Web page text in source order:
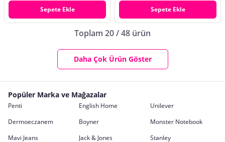
Sepete Ekle Sepete Ekle
Toplam 20 / 48 ürün
Daha Çok Ürün Göster
Popüler Marka ve Mağazalar
Penti English Home
Unilever
Dermoeczanem
Boyner
Monster Notebook
Mavi Jeans
Jack & Jones Stanley